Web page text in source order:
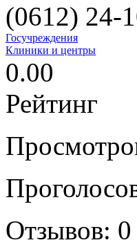
(0612) 24-
Госучреждения
Клиники и центры
0.00
Рейтинг
Отзывов: 0